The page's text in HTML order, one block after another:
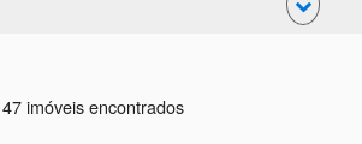
47 imóveis encontrados